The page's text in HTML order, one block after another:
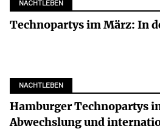
NACHTLEBEN
Technopartys im März: In
NACHTLEBEN
Hamburger Technopartys
Abwechslung und